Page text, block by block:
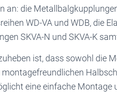
an: die Metallbalgkupplungen
WD-VA und WDB, die
SKVA-N und SKVA-K
ist, dass sowohl die
montagefreundlichen
eine einfache Montage